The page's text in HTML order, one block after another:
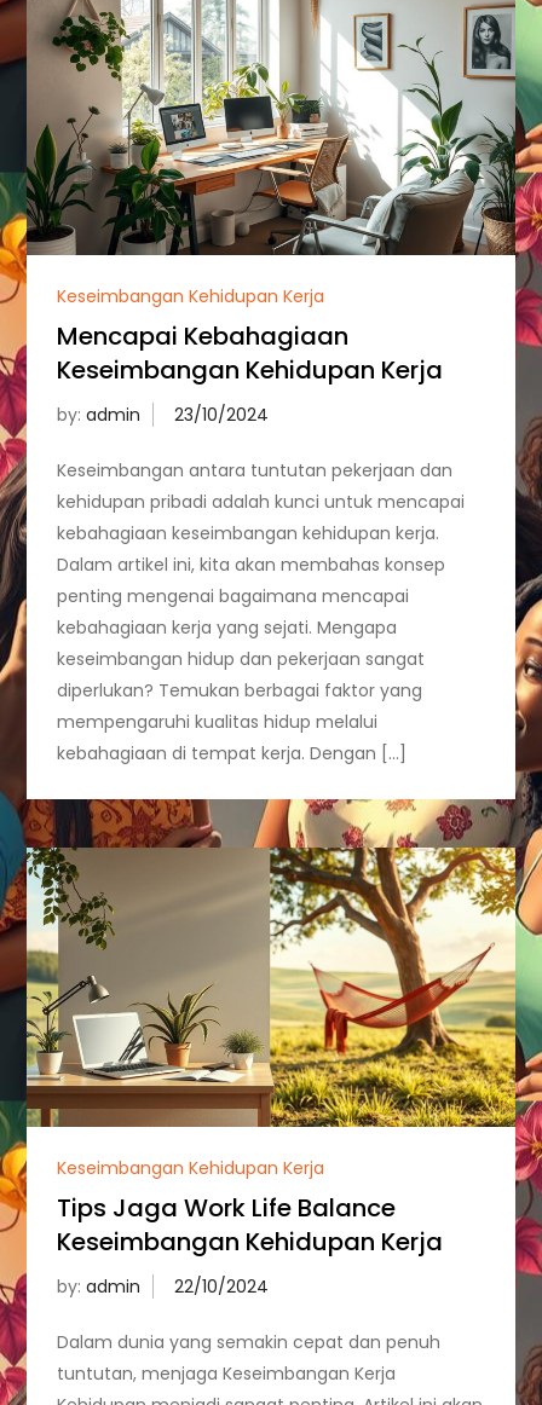
Keseimbangan Kehidupan Kerja
Mencapai Kebahagiaan
Keseimbangan Kehidupan Kerja
by:admin
Keseimbangan antara tuntutan pekerjaan dan
kehidupan pribadi adalah kunci untuk mencapai
kebahagiaan keseimbangan kehidupan kerja.
Dalam artikel ini, kita akan membahas konsep
penting mengenai bagaimana mencapai
kebahagiaan kerja yang sejati. Mengapa
keseimbangan hidup dan pekerjaan sangat
diperlukan? Temukan berbagai faktor yang
mempengaruhi kualitas hidup melalui
kebahagiaan di tempat kerja. Dengan […]
Keseimbangan Kehidupan Kerja
Tips Jaga Work Life Balance
Keseimbangan Kehidupan Kerja
by:admin
Dalam dunia yang semakin cepat dan penuh
tuntutan, menjaga Keseimbangan Kerja